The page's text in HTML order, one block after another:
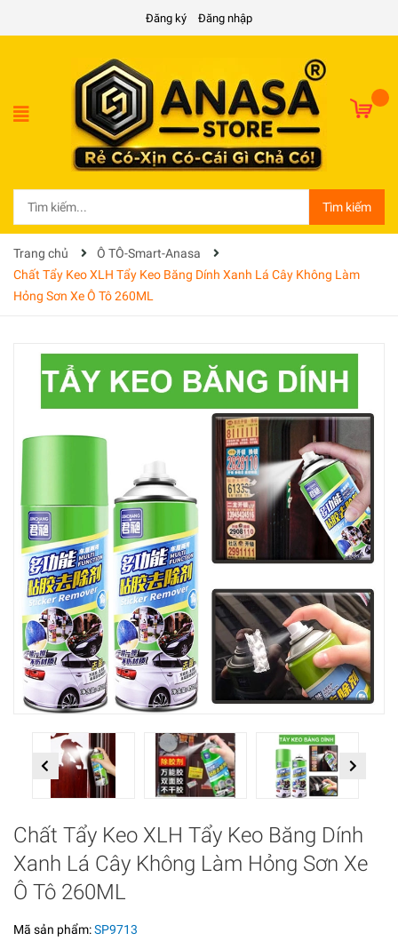
Đăng ký Đăng nhập
Tìm kiếm
Trang chủ
Ô TÔ-Smart-Anasa
Chất Tẩy Keo XLH Tẩy Keo Băng Dính Xanh Lá Cây Không Làm
Hỏng Sơn Xe Ô Tô 260ML
Previous Next
Chất Tẩy Keo XLH Tẩy Keo Băng Dính
Xanh Lá Cây Không Làm Hỏng Sơn Xe
Ô Tô 260ML
Mã sản phẩm:SP9713